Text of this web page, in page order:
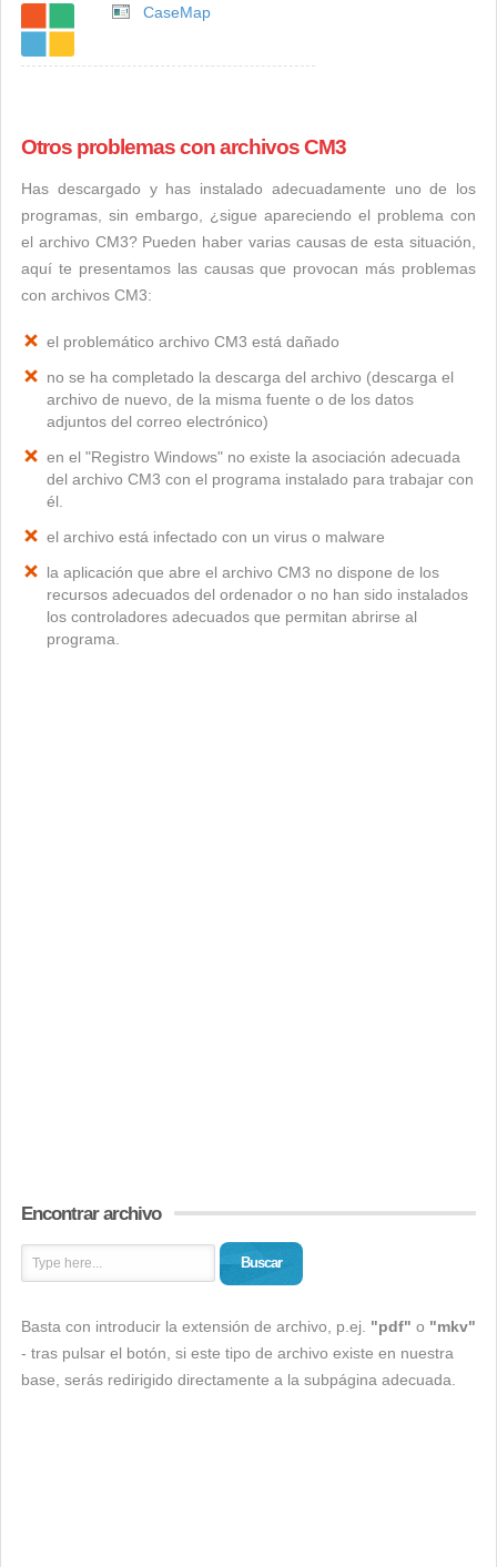
CaseMap
Otros problemas con archivos CM3
Has descargado y has instalado adecuadamente uno de los
programas, sin embargo, ¿sigue apareciendo el problema con
el archivo CM3? Pueden haber varias causas de esta situación,
aquí te presentamos las causas que provocan más problemas
con archivos CM3:
el problemático archivo CM3 está dañado
no se ha completado la descarga del archivo (descarga el
archivo de nuevo, de la misma fuente o de los datos
adjuntos del correo electrónico)
en el "Registro Windows" no existe la asociación adecuada
del archivo CM3 con el programa instalado para trabajar con
él.
el archivo está infectado con un virus o malware
la aplicación que abre el archivo CM3 no dispone de los
recursos adecuados del ordenador o no han sido instalados
los controladores adecuados que permitan abrirse al
programa.
Encontrar archivo
Buscar
Basta con introducir la extensión de archivo, p.ej. "pdf" o "mkv"
- tras pulsar el botón, si este tipo de archivo existe en nuestra
base, serás redirigido directamente a la subpágina adecuada.